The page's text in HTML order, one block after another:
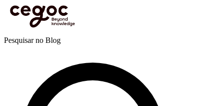
Skip to main content
Está aqui:Home > Recursos
Criatividade no mundo empresarial: uma competência chave para o futuro
Pesquisar no Blog